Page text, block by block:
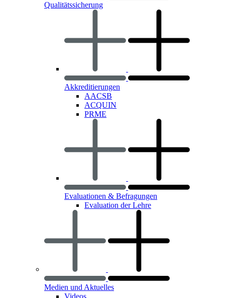
Qualitätssicherung
Akkreditierungen
AACSB
ACQUIN
PRME
Evaluationen & Befragungen
Evaluation der Lehre
Medien und Aktuelles
Videos